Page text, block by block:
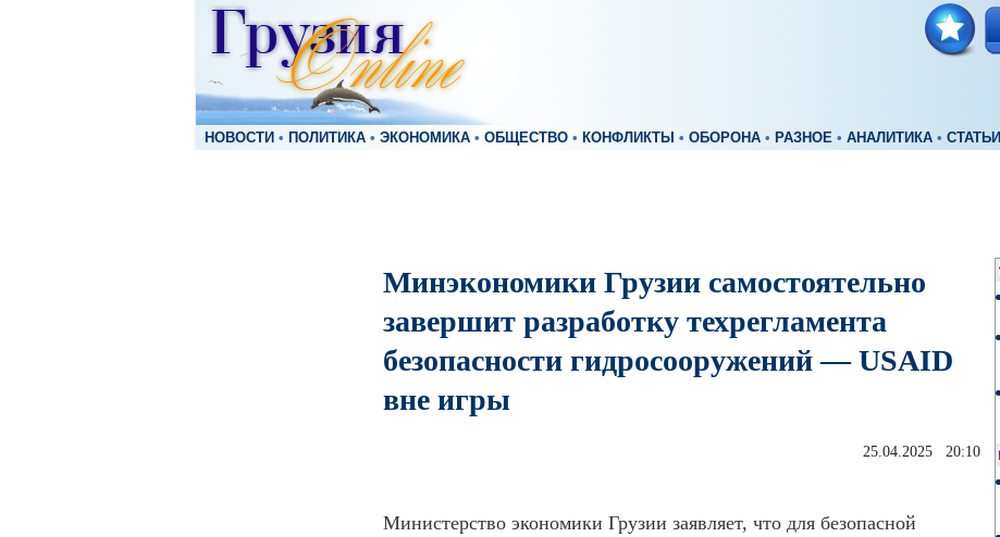
НОВОСТИ • ПОЛИТИКА • ЭКОНОМИКА • ОБЩЕСТВО • КОНФЛИКТЫ • ОБОРОНА • РАЗНОЕ • АНАЛИТИКА • СТАТЬИ
Минэкономики Грузии самостоятельно
завершит разработку техрегламента
безопасности гидросооружений — USAID
вне игры
25.04.2025 20:10
Министерство экономики Грузии заявляет, что для безопасной